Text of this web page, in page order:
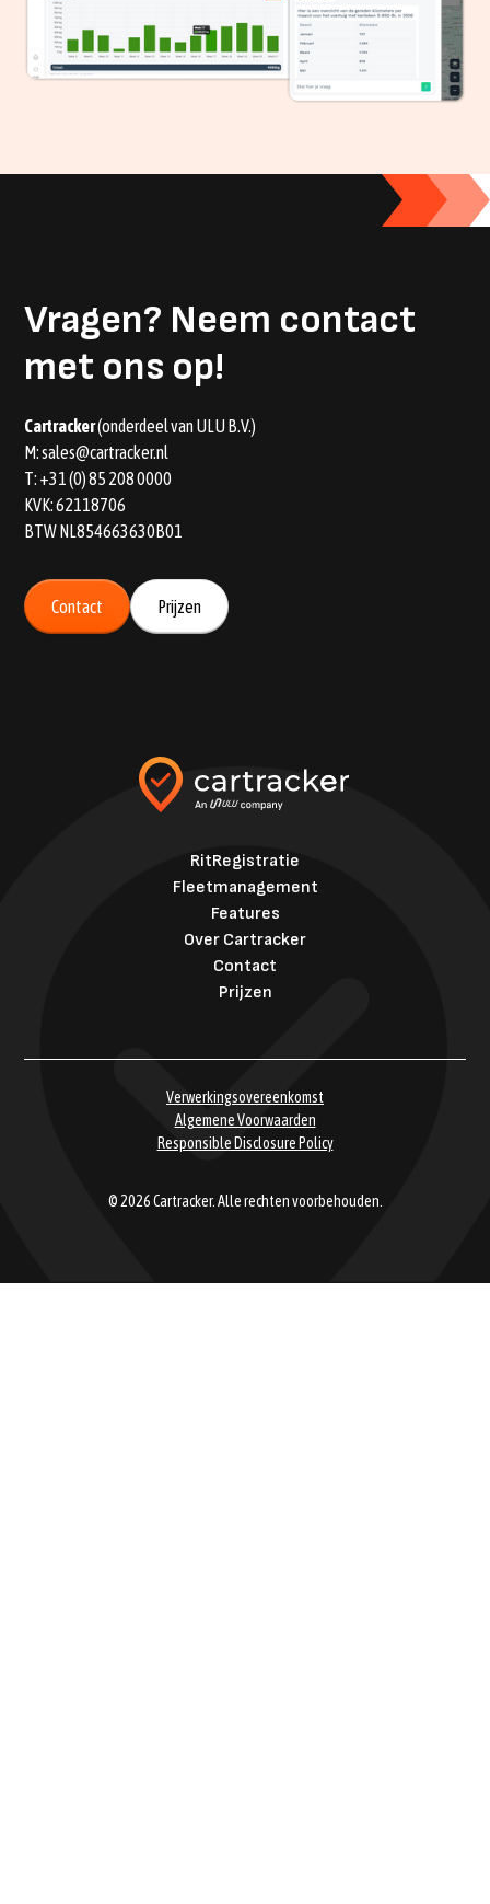
Vragen? Neem contact
met ons op!
Cartracker(onderdeel van ULU B.V.)
M:sales@cartracker.nl
T: +31 (0) 85 208 0000
KVK: 62118706
BTW NL854663630B01
Contact Prijzen
RitRegistratie
Fleetmanagement
Features
Over Cartracker
Contact
Prijzen
© 2026 Cartracker. Alle rechten voorbehouden.
Verwerkingsovereenkomst
Algemene Voorwaarden
Responsible Disclosure Policy